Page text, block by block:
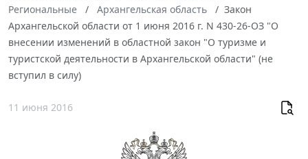
Региональные
Архангельская область
Закон
Архангельской области от 1 июня 2016 г. N 430-26-ОЗ "О
внесении изменений в областной закон "О туризме и
туристской деятельности в Архангельской области" (не
вступил в силу)
11 июня 2016